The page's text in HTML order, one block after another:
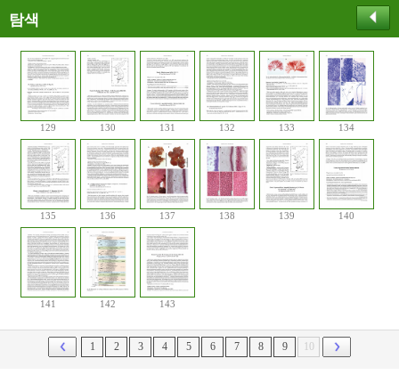
탐색
129 130 131 132 133 134
135 136 137 138 139 140
141 142 143
1 2 3 4 5 6 7 8 9 10